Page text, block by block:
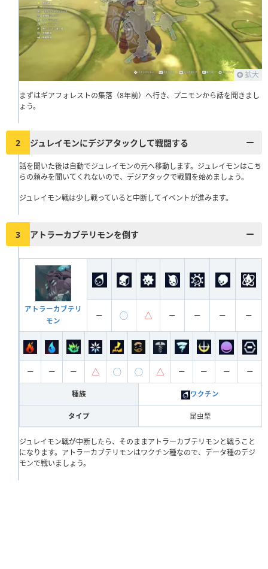
拡大
まずはギアフォレストの集落（8年前）へ行き、プニモンから話を聞きまし
ょう。
2 ジュレイモンにデジアタックして戦闘する
話を聞いた後は自動でジュレイモンの元へ移動します。ジュレイモンはこち
らの頼みを聞いてくれないので、デジアタックで戦闘を始めましょう。
ジュレイモン戦は少し戦っていると中断してイベントが進みます。
3 アトラーカブテリモンを倒す
アトラーカブテリ
モン
ー ◯ △ ー ー ー ー
ー ー ー △ ◯ ◯ △ ー ー ー ー
種族 ワクチン
タイプ 昆虫型
ジュレイモン戦が中断したら、そのままアトラーカブテリモンと戦うこと
になります。アトラーカブテリモンはワクチン種なので、データ種のデジ
モンで戦いましょう。